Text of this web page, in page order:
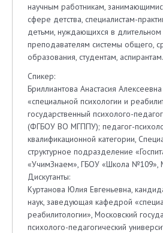
научным работникам,
сфере детства, специалистам-
детьми, нуждающихся в длительном
преподавателям системы общего,
образования, студентам, аспирантам.
Спикер:
Бриллиантова Анастасия
«специальной психологии и
государственный психолого-
(ФГБОУ ВО МГППУ); педагог-
квалификационной категории,
структурное подразделение
«УчимЗнаем», ГБОУ «Школа №109»,
Дискутанты:
Куртанова Юлия Евгеньевна,
наук, заведующая кафедрой
реабилитологии», Московский
психолого-педагогический